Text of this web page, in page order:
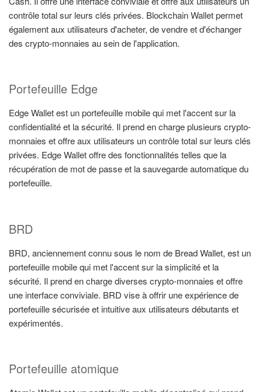
contrôle total sur leurs clés privées. Blockchain Wallet permet
également aux utilisateurs d'acheter, de vendre et d'échanger
des crypto-monnaies au sein de l'application.
Portefeuille Edge
Edge Wallet est un portefeuille mobile qui met l'accent sur la
confidentialité et la sécurité. Il prend en charge plusieurs crypto-
monnaies et offre aux utilisateurs un contrôle total sur leurs clés
privées. Edge Wallet offre des fonctionnalités telles que la
récupération de mot de passe et la sauvegarde automatique du
portefeuille.
BRD
BRD, anciennement connu sous le nom de Bread Wallet, est un
portefeuille mobile qui met l'accent sur la simplicité et la
sécurité. Il prend en charge diverses crypto-monnaies et offre
une interface conviviale. BRD vise à offrir une expérience de
portefeuille sécurisée et intuitive aux utilisateurs débutants et
expérimentés.
Portefeuille atomique